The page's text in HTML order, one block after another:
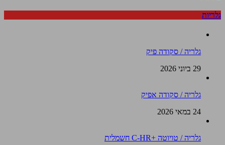
גלריות
גלריה / סקודה פיק
29 ביוני 2026
גלריה / סקודה אפיק
24 במאי 2026
גלריה / טויוטה +C-HR חשמלית